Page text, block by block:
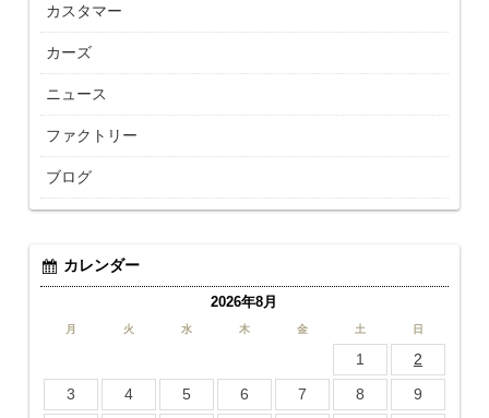
カスタマー
カーズ
ニュース
ファクトリー
ブログ
カレンダー
2026年8月
月 火 水 木 金 土 日
1
2
3
4 5 6 7 8
9